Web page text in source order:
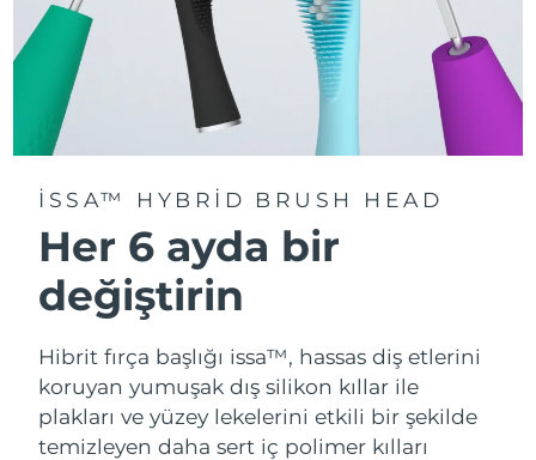
ISSA™ HYBRID BRUSH HEAD
Her 6 ayda bir
değiştirin
Hibrit fırça başlığı issa™, hassas diş etlerini
koruyan yumuşak dış silikon kıllar ile
plakları ve yüzey lekelerini etkili bir şekilde
temizleyen daha sert iç polimer kılları